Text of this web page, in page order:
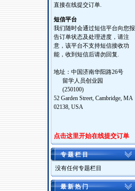
直接在线提交订单.
短信平台
我们随时会通过短信平台向您报
告订单状态及处理进度，请注
意，该平台不支持短信接收功
能，收到短信后请勿回复.
地址：中国济南华阳路26号
留学人员创业园
(250100)
52 Garden Street, Cambridge, MA
02138, USA
点击这里开始在线提交订单
专 题 栏 目
没有任何专题栏目
最 新 热 门